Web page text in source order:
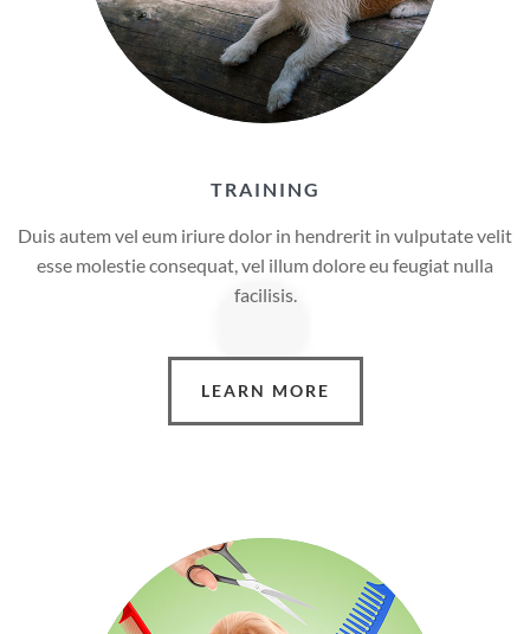
TRAINING
Duis autem vel eum iriure dolor in hendrerit in vulputate velit
esse molestie consequat, vel illum dolore eu feugiat nulla
facilisis.
LEARN MORE